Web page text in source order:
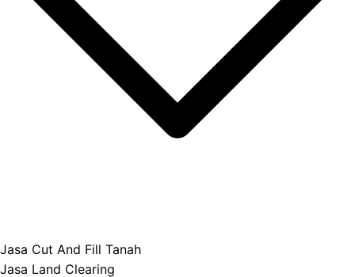
Jasa Cut And Fill Tanah
Jasa Land Clearing